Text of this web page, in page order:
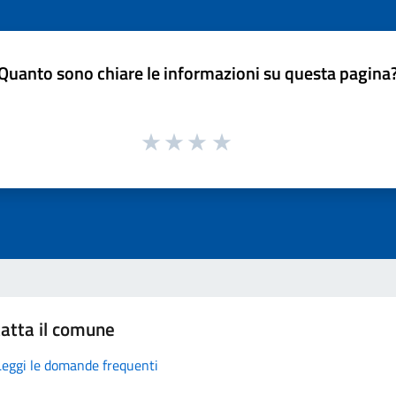
sono chiare le informazioni su questa
il comune
le domande frequenti